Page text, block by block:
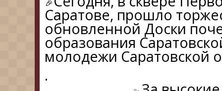
Саратове, прошло
обновленной Доски
образования
молодежи Саратовской
.